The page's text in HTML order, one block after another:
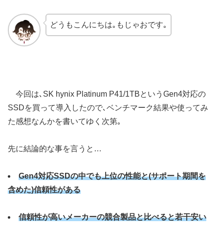
どうもこんにちは｡もじゃおです｡
今回は､SK hynix Platinum P41/1TBというGen4対応の
SSDを買って導入したので､ベンチマーク結果や使ってみ
た感想なんかを書いてゆく次第｡
先に結論的な事を言うと…
Gen4対応SSDの中でも上位の性能と(サポート期間を
含めた)信頼性がある
信頼性が高いメーカーの競合製品と比べると若干安い